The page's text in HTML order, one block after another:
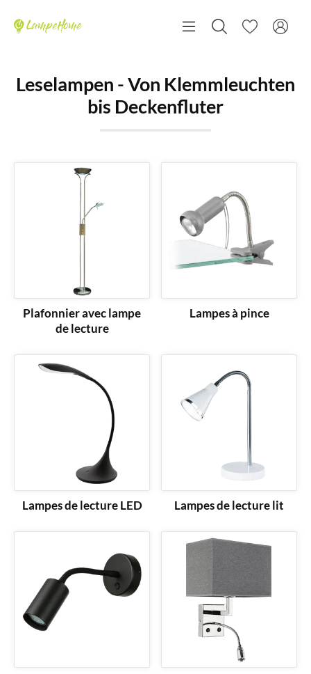
Leselampen - Von Klemmleuchten
bis Deckenfluter
Plafonnier avec lampe
de lecture
Lampes à pince
Lampes de lecture LED Lampes de lecture lit